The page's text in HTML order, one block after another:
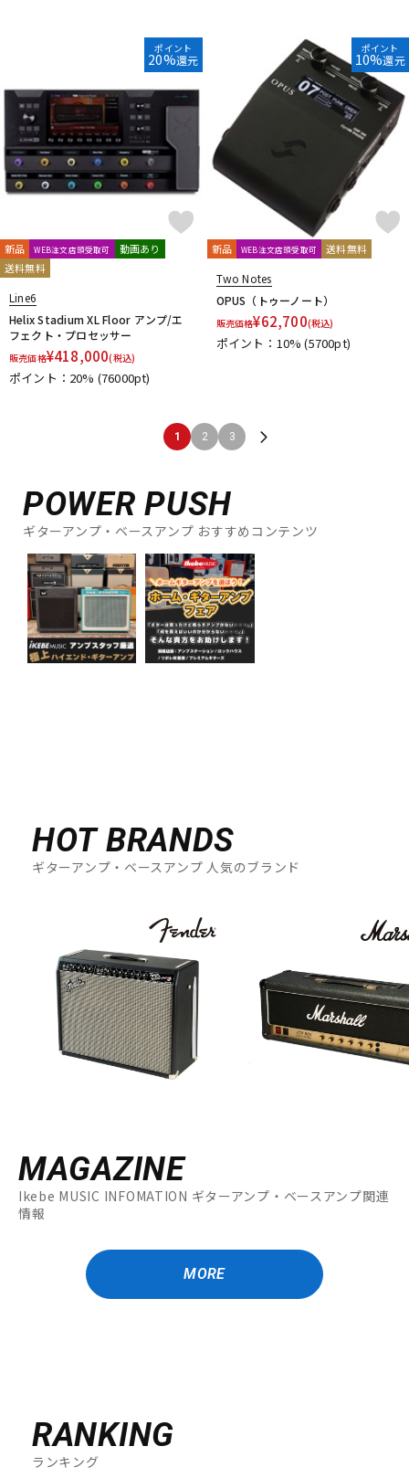
ポイント
20%還元
新品 WEB注文店頭受取可
動画あり
送料無料
Line6
Helix Stadium XL Floor アンプ/エ
フェクト・プロセッサー
販売価格¥418,000(税込)
ポイント：20% (76000pt)
ポイント
10%還元
新品 WEB注文店頭受取可 送料無料
Two Notes
OPUS（トゥーノート）
販売価格¥62,700(税込)
ポイント：10%(5700pt)
1 2 3
POWER PUSH
ギターアンプ・ベースアンプ おすすめコンテンツ
HOT BRANDS
ギターアンプ・ベースアンプ 人気のブランド
MAGAZINE
Ikebe MUSIC INFOMATION ギターアンプ・ベースアンプ関連
情報
MORE
RANKING
ランキング